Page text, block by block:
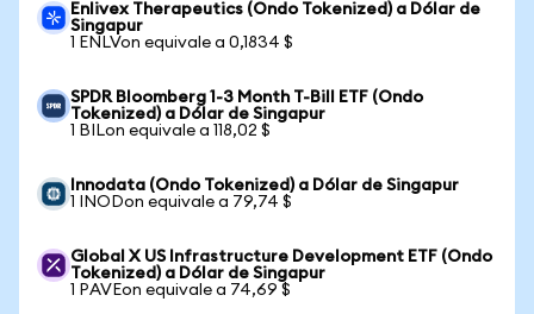
Enlivex Therapeutics (Ondo Tokenized) a Dólar de
Singapur
1 ENLVon equivale a 0,1834 $
SPDR Bloomberg 1-3 Month T-Bill ETF (Ondo
Tokenized) a Dólar de Singapur
1 BILon equivale a 118,02 $
Innodata (Ondo Tokenized) a Dólar de Singapur
1 INODon equivale a 79,74 $
Global X US Infrastructure Development ETF (Ondo
Tokenized) a Dólar de Singapur
1 PAVEon equivale a 74,69 $